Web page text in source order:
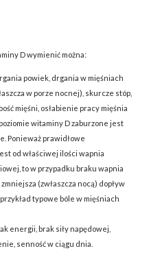
D wymienić można:
powiek, drgania w mięśniach
w porze nocnej), skurcze stóp,
mięśni, osłabienie pracy mięśnia
witaminy D zaburzone jest
Ponieważ prawidłowe
od właściwej ilości wapnia
to w przypadku braku wapnia
(zwłaszcza nocą) dopływ
typowe bóle w mięśniach
energii, brak siły napędowej,
senność w ciągu dnia.